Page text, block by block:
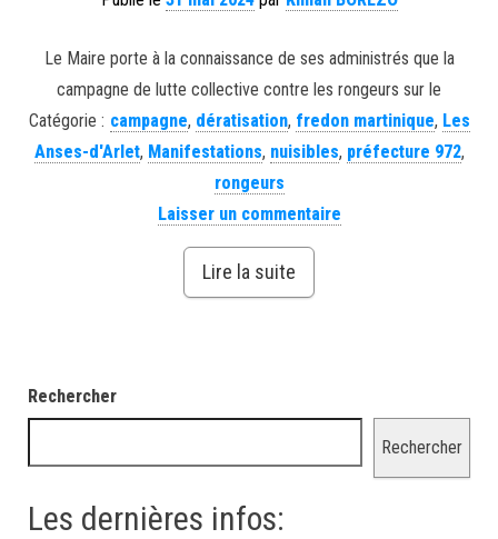
Le Maire porte à la connaissance de ses administrés que la
campagne de lutte collective contre les rongeurs sur le
Catégorie : campagne, dératisation, fredon martinique, Les
Anses-d'Arlet, Manifestations, nuisibles, préfecture 972,
rongeurs
Laisser un commentaire
Lire la suite
Rechercher
Rechercher
Les dernières infos: